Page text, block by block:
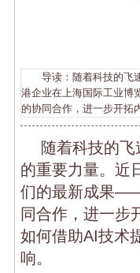
导读：随着科技的飞速
港企业在上海国际工业
的协同合作，进一步开拓
随着科技的
的重要力量。近
们的最新成果
同合作，进一步
如何借助AI技术
响。